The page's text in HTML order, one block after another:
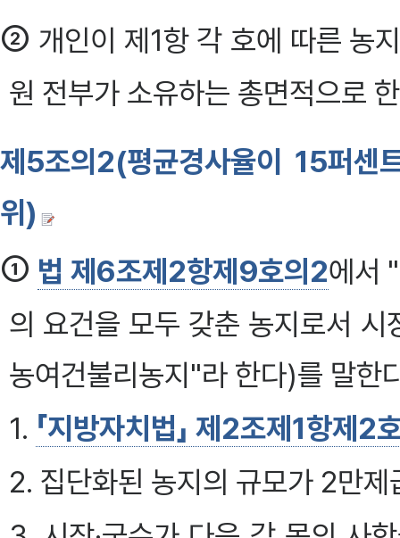
② 개인이 제1항 각 호에 따른 농
원 전부가 소유하는 총면적으로
제5조의2(평균경사율이 15퍼센
위)
① 법 제6조제2항제9호의2에서
의 요건을 모두 갖춘 농지로서 시
농여건불리농지"라 한다)를 말한
1. 「지방자치법」 제2조제1항제2
2. 집단화된 농지의 규모가 2만